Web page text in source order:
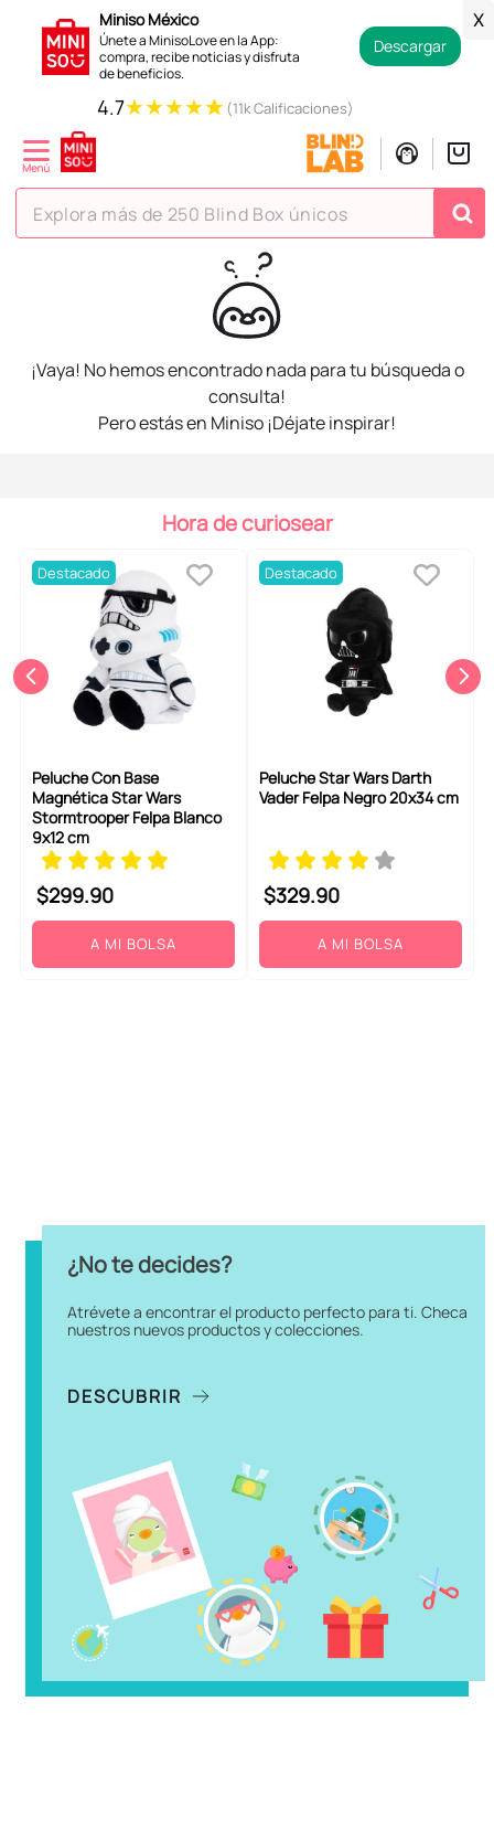
Miniso México
Únete a MinisoLove en la App:
compra, recibe noticias y disfruta
de beneficios.
Descargar
X
4.7★★★★★ (11k Calificaciones)
Explora más de 250 Blind Box únicos
¡Vaya! No hemos encontrado nada para tu búsqueda o
consulta!
Pero estás en Miniso ¡Déjate inspirar!
Hora de curiosear
Destacado
Peluche Con Base
Magnética Star Wars
Stormtrooper Felpa Blanco
9x12 cm
$299.90
A MI BOLSA
Destacado
Peluche Star Wars Darth
Vader Felpa Negro 20x34 cm
$329.90
A MI BOLSA
¿No te decides?
Atrévete a encontrar el producto perfecto para ti. Checa
nuestros nuevos productos y colecciones.
DESCUBRIR
TÉRMINOS MÁS BUSCADOS
3
peluche
osito cariñosito
8 .
bts
toy story
10
chiikawas